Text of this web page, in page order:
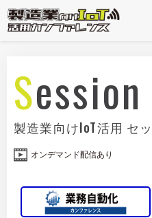
Session
製造業向けIoT活用 セ
オンデマンド配信あり